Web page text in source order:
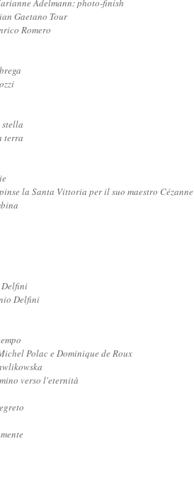
Adelmann: photo-finish
Gaetano Tour
Romero
terra
la Santa Vittoria per il suo maestro
Delfini
Delfini
Polac e Dominique de Roux
verso l'eternità